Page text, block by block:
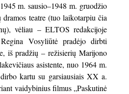
m. sausio–1948 m. gruodžio
dramos teatre (tuo laikotarpiu čia
vėliau – ELTOS redakcijoje
Vosyliūtė pradėjo dirbti
iš pradžių – režisierių Marijono
asistente, nuo 1964 m.
kartu su garsiausiais XX a.
vaidybinius filmus „Paskutinė